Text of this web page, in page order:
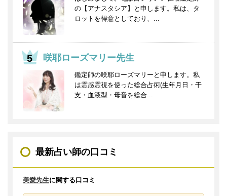
の【アナスタシア】と申します。私は、タ
ロットを得意としており、...
咲耶ローズマリー先生
鑑定師の咲耶ローズマリーと申します。私
は霊感霊視を使った総合占術(生年月日・干
支・血液型・母音を総合...
最新占い師の口コミ
美愛先生に関する口コミ